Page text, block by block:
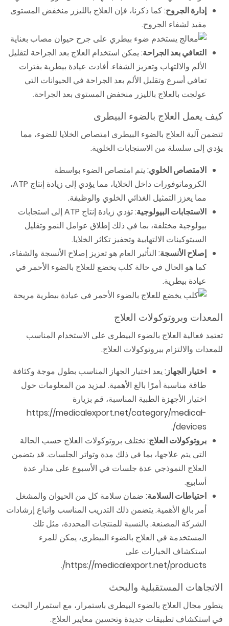
إدارة الجروح: كما ذكرنا، فإن العلاج بالليزر منخفض المستوى
مفيد لشفاء الجروح.
التعافي بعد الجراحة: يمكن استخدام العلاج بعد الجراحة لتقليل
الألم والالتهاب وتعزيز الشفاء. أفادت عيادة بيطرية بفترات
تعافي أسرع وتقليل الألم بعد الجراحة في الحيوانات التي
عولجت بالعلاج بالليزر منخفض المستوى بعد الجراحة.
كيف يعمل العلاج بالضوء البيطرى
تتضمن آلية العلاج بالضوء البيطرى امتصاص الخلايا للضوء، مما
يؤدي إلى سلسلة من الاستجابات الخلوية.
الامتصاص الخلوي: يتم امتصاص الضوء بواسطة
الكروماتوفورات داخل الخلايا، مما يؤدي إلى زيادة إنتاج ATP،
مما يعزز التمثيل الغذائي الخلوي والوظيفة.
الاستجابات البيولوجية
: تؤدي زيادة إنتاج ATP إلى استجابات
بيولوجية مختلفة، بما في ذلك إطلاق عوامل النمو وتقليل
السيتوكينات الالتهابية وتحفيز تكاثر الخلايا.
إصلاح الأنسجة: التأثير العام هو تعزيز إصلاح الأنسجة والشفاء،
كما هو الحال في حالة كلب يخضع للعلاج بالضوء الأحمر في
عيادة بيطرية.
المعدات وبروتوكولات العلاج
تعتمد فعالية العلاج بالضوء البيطرى على الاستخدام المناسب
للمعدات والالتزام ببروتوكولات العلاج.
اختيار الجهاز: يعد اختيار الجهاز المناسب بطول موجة وكثافة
طاقة مناسبة أمرًا بالغ الأهمية. لمزيد من المعلومات حول
اختيار الأجهزة الطبية المناسبة، قم بزيارة
https://medicalexport.net/category/medical-
devices/
.
بروتوكولات العلاج: تختلف بروتوكولات العلاج حسب الحالة
التي يتم علاجها، بما في ذلك مدة وتواتر الجلسات. قد يتضمن
العلاج النموذجي عدة جلسات في الأسبوع على مدار عدة
أسابيع.
احتياطات السلامة: ضمان سلامة كل من الحيوان والمشغل
أمر بالغ الأهمية. يتضمن ذلك التدريب المناسب واتباع إرشادات
الشركة المصنعة. بالنسبة للمنتجات المحددة، مثل تلك
المستخدمة في العلاج بالضوء البيطرى، يمكن للمرء
استكشاف الخيارات على
https://medicalexport.net/products/
.
الاتجاهات المستقبلية والبحث
يتطور مجال العلاج بالضوء البيطرى باستمرار، مع استمرار البحث
في استكشاف تطبيقات جديدة وتحسين معايير العلاج.